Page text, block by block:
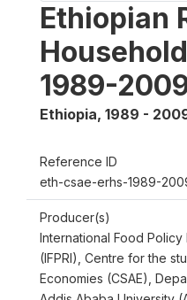
Ethiopian
1989-
Ethiopia, 1989 -
Reference ID
eth-csae-erhs-1989-
Producer(s)
International Food Policy
(IFPRI), Centre for the
Economies (CSAE),